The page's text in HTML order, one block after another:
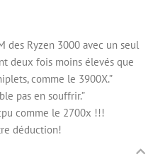
des Ryzen 3000 avec un seul
deux fois moins élevés que
comme le 3900X.”
pas en souffrir.”
comme le 2700x !!!
déduction!